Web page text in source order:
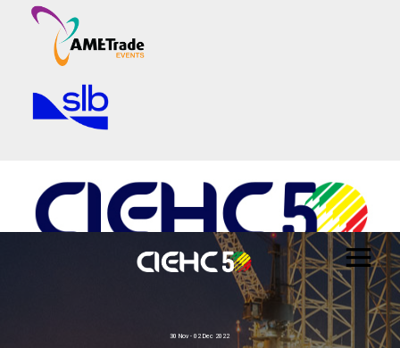
30 Nov - 02 Dec 2022